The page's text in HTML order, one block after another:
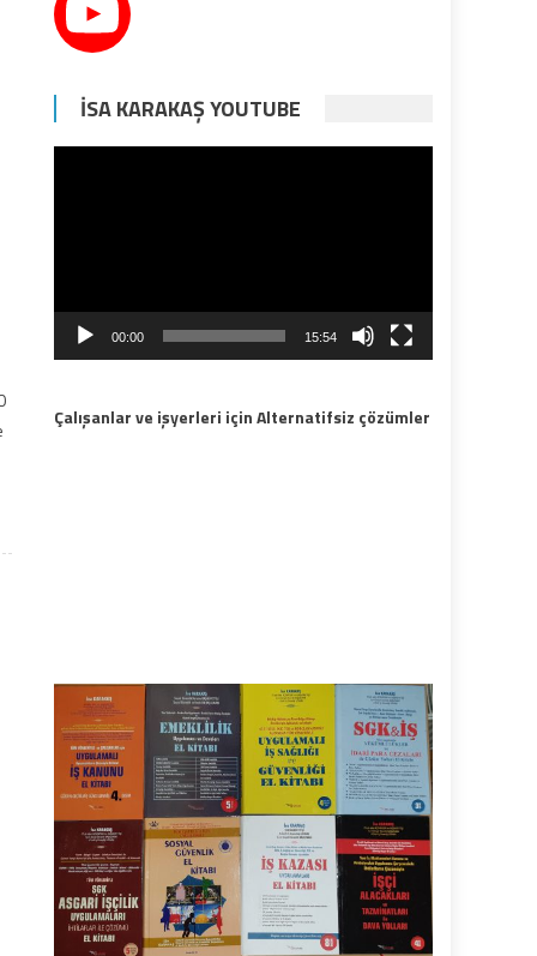
İSA KARAKAŞ YOUTUBE
00:00 15:54
Çalışanlar ve işyerleri için Alternatifsiz çözümler